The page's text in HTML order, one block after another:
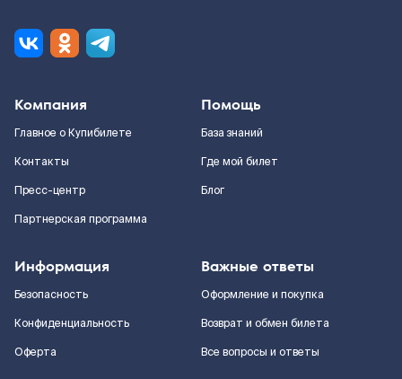
Компания
Главное о Купибилете
Контакты
Пресс-центр
Партнерская программа
Помощь
База знаний
Где мой билет
Блог
Информация
Безопасность
Конфиденциальность
Оферта
Важные ответы
Оформление и покупка
Возврат и обмен билета
Все вопросы и ответы